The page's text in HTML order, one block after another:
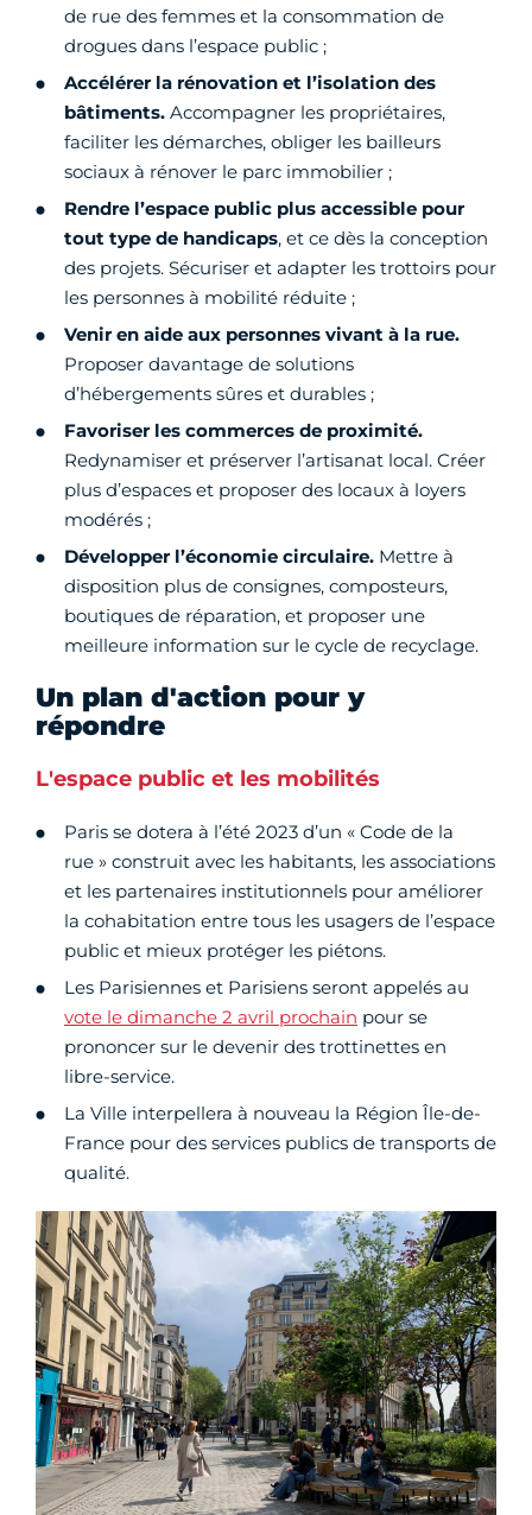
de rue des femmes et la consommation de
drogues dans l’espace public ;
Accélérer la rénovation et l’isolation des
bâtiments. Accompagner les propriétaires,
faciliter les démarches, obliger les bailleurs
sociaux à rénover le parc immobilier ;
Rendre l’espace public plus accessible pour
tout type de handicaps, et ce dès la conception
des projets. Sécuriser et adapter les trottoirs pour
les personnes à mobilité réduite ;
Venir en aide aux personnes vivant à la rue.
Proposer davantage de solutions
d’hébergements sûres et durables ;
Favoriser les commerces de proximité.
Redynamiser et préserver l’artisanat local. Créer
plus d’espaces et proposer des locaux à loyers
modérés ;
Développer l’économie circulaire. Mettre à
disposition plus de consignes, composteurs,
boutiques de réparation, et proposer une
meilleure information sur le cycle de recyclage.
Un plan d'action pour y
répondre
L'espace public et les mobilités
Paris se dotera à l’été 2023 d’un « Code de la
rue » construit avec les habitants, les associations
et les partenaires institutionnels pour améliorer
la cohabitation entre tous les usagers de l’espace
public et mieux protéger les piétons.
Les Parisiennes et Parisiens seront appelés au
vote le dimanche 2 avril prochain pour se
prononcer sur le devenir des trottinettes en
libre-service.
La Ville interpellera à nouveau la Région Île-de-
France pour des services publics de transports de
qualité.